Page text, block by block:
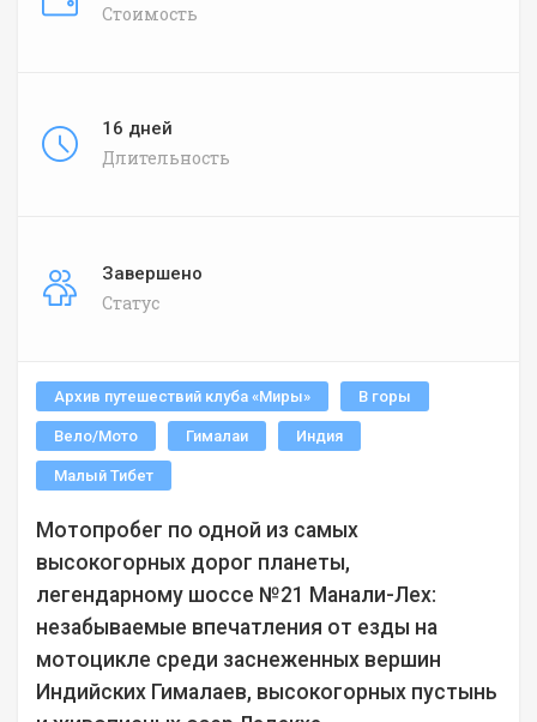
Стоимость
16 дней
Длительность
Завершено
Статус
Архив путешествий клуба «Миры» В горы
Вело/Мото Гималаи Индия
Малый Тибет
Мотопробег по одной из самых
высокогорных дорог планеты,
легендарному шоссе №21 Манали-Лех:
незабываемые впечатления от езды на
мотоцикле среди заснеженных вершин
Индийских Гималаев, высокогорных пустынь